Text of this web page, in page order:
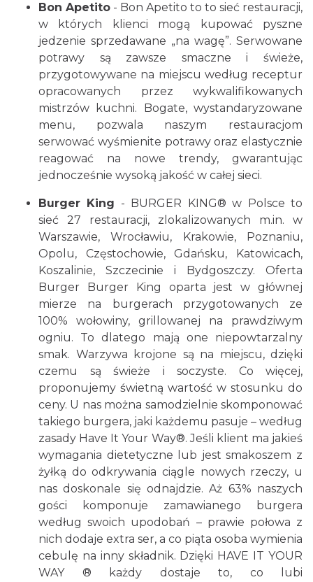
Bon Apetito - Bon Apetito to to sieć restauracji,
w których klienci mogą kupować pyszne
jedzenie sprzedawane „na wagę”. Serwowane
potrawy są zawsze smaczne i świeże,
przygotowywane na miejscu według receptur
opracowanych przez wykwalifikowanych
mistrzów kuchni. Bogate, wystandaryzowane
menu, pozwala naszym restauracjom
serwować wyśmienite potrawy oraz elastycznie
reagować na nowe trendy, gwarantując
jednocześnie wysoką jakość w całej sieci.
Burger King - BURGER KING® w Polsce to
sieć 27 restauracji, zlokalizowanych m.in. w
Warszawie, Wrocławiu, Krakowie, Poznaniu,
Opolu, Częstochowie, Gdańsku, Katowicach,
Koszalinie, Szczecinie i Bydgoszczy. Oferta
Burger Burger King oparta jest w głównej
mierze na burgerach przygotowanych ze
100% wołowiny, grillowanej na prawdziwym
ogniu. To dlatego mają one niepowtarzalny
smak. Warzywa krojone są na miejscu, dzięki
czemu są świeże i soczyste. Co więcej,
proponujemy świetną wartość w stosunku do
ceny. U nas można samodzielnie skomponować
takiego burgera, jaki każdemu pasuje – według
zasady Have It Your Way®. Jeśli klient ma jakieś
wymagania dietetyczne lub jest smakoszem z
żyłką do odkrywania ciągle nowych rzeczy, u
nas doskonale się odnajdzie. Aż 63% naszych
gości komponuje zamawianego burgera
według swoich upodobań – prawie połowa z
nich dodaje extra ser, a co piąta osoba wymienia
cebulę na inny składnik. Dzięki HAVE IT YOUR
WAY ® każdy dostaje to, co lubi